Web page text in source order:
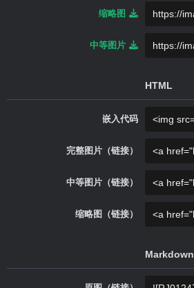
缩略图
中等图片
HTML
嵌入代码
完整图片（链接）
中等图片（链接）
缩略图（链接）
Markdown